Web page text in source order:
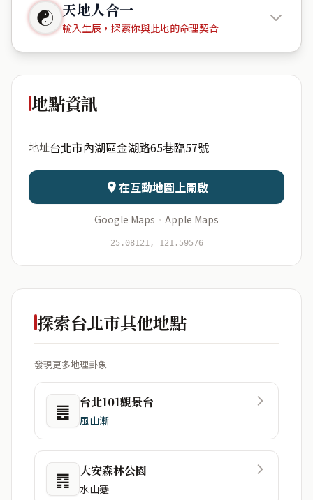
☯ 天地人合一
輸入生辰，探索你與此地的命理契合
文心吟釀
日期 出生時辰
資料僅用於即時分析，不會儲存於伺服器
地點資訊
地址台北市內湖區金湖路65巷臨57號
在互動地圖上開啟
Google Maps · Apple Maps
25.08121, 121.59576
探索台北市其他地點
發現更多地理卦象
䷌ 台北101觀景台
風山漸
䷴ 大安森林公園
水山蹇